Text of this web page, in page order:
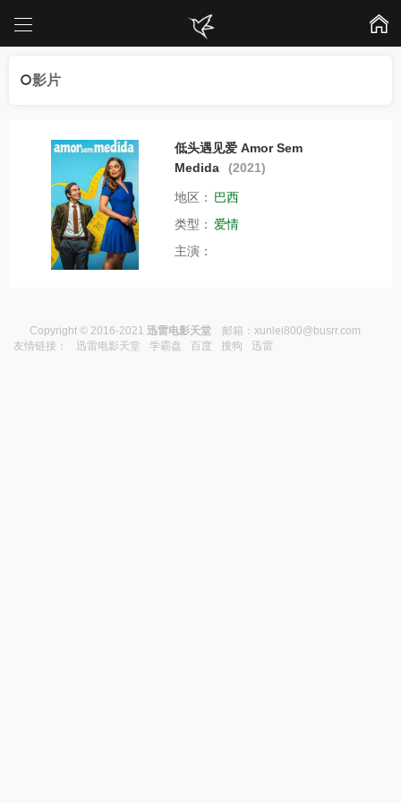
影片
低头遇见爱 Amor Sem
Medida
(2021)
地区： 巴西
类型： 爱情
主演：
Copyright © 2016-2021 迅雷电影天堂 邮箱： xunlei800@busrr.com
友情链接：
迅雷电影天堂 学霸盘 百度 搜狗 迅雷